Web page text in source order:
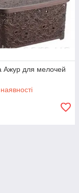
Ажур для мелочей